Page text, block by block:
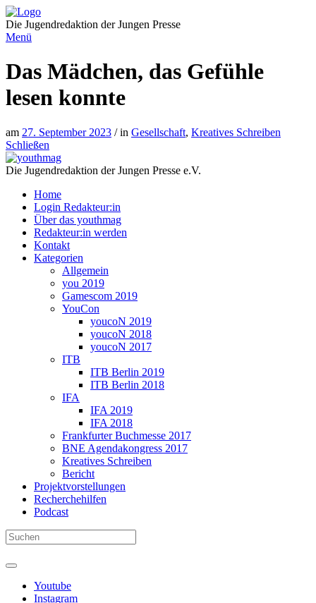
Direkt
zum
Inhalt
Die Jugendredaktion der Jungen Presse
Menü
Das Mädchen, das Gefühle
lesen konnte
am 27. September 2023 / in Gesellschaft, Kreatives Schreiben
Schließen
Die Jugendredaktion der Jungen Presse e.V.
Home
Login Redakteur:in
Über das youthmag
Redakteur:in werden
Kontakt
Kategorien
Allgemein
you 2019
Gamescom 2019
YouCon
youcoN 2019
youcoN 2018
youcoN 2017
ITB
ITB Berlin 2019
ITB Berlin 2018
IFA
IFA 2019
IFA 2018
Frankfurter Buchmesse 2017
BNE Agendakongress 2017
Kreatives Schreiben
Bericht
Projektvorstellungen
Recherchehilfen
Podcast
Youtube
Instagram